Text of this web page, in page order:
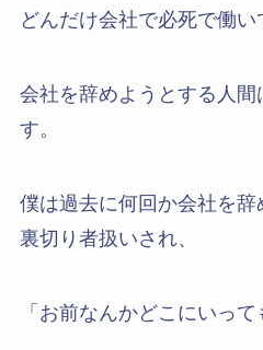
どんだけ会社で必死で働い
会社を辞めようとする人間
す。
僕は過去に何回か会社を辞
裏切り者扱いされ、
「お前なんかどこにいって